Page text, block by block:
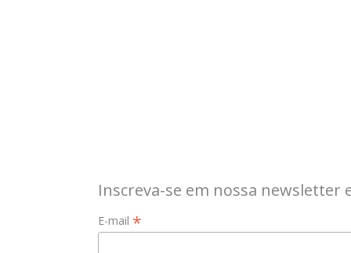
Inscreva-se em nossa newsletter
E-mail *